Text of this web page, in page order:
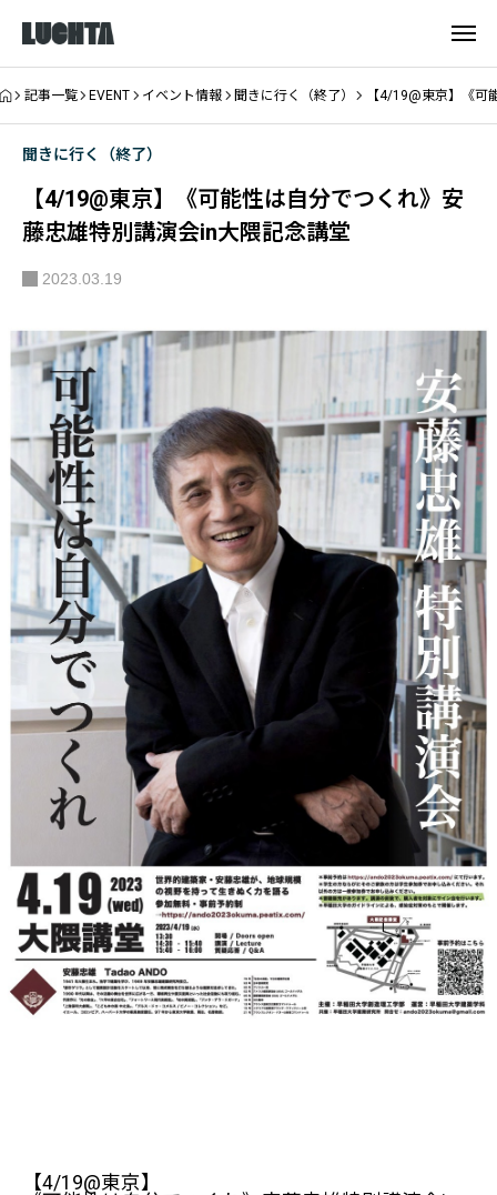
記事一覧 EVENT イベント情報 聞きに行く（終了） 【4/19@東京】《可
聞きに行く（終了）
【4/19@東京】《可能性は自分でつくれ》安
藤忠雄特別講演会in大隈記念講堂
2023.03.19
【4/19@東京】